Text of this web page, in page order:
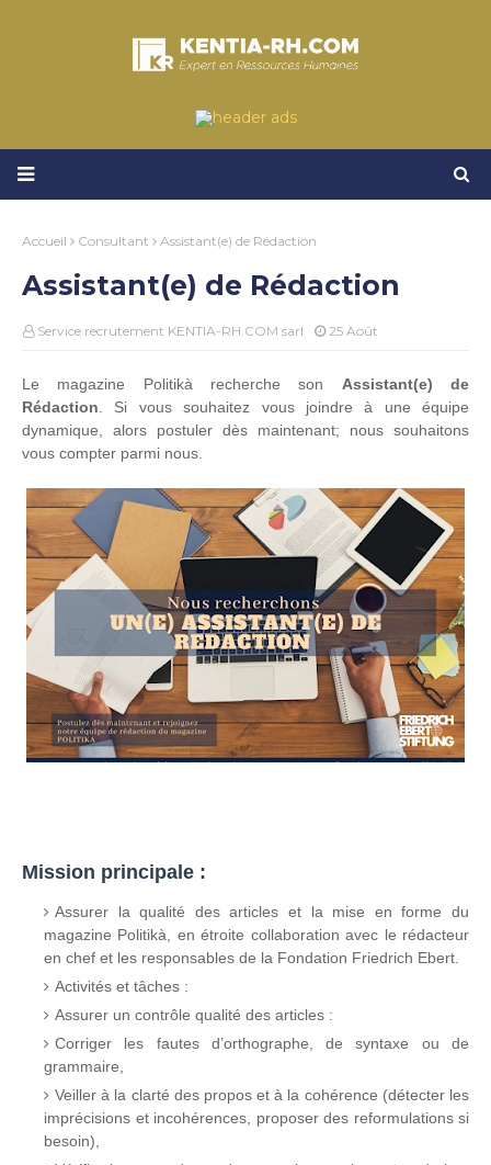
Accueil Consultant Assistant(e) de Rédaction
Assistant(e) de Rédaction
Service recrutement KENTIA-RH.COM sarl 25 Août
Le magazine Politikà recherche son Assistant(e) de
Rédaction . Si vous souhaitez vous joindre à une équipe
dynamique, alors postuler dès maintenant; nous souhaitons
vous compter parmi nous.
Mission principale :
Assurer la qualité des articles et la mise en forme du
magazine Politikà, en étroite collaboration avec le rédacteur
en chef et les responsables de la Fondation Friedrich Ebert.
Activités et tâches :
Assurer un contrôle qualité des articles :
Corriger les fautes d’orthographe, de syntaxe ou de
grammaire,
Veiller à la clarté des propos et à la cohérence (détecter les
imprécisions et incohérences, proposer des reformulations si
besoin),